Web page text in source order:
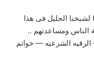
وبفضله أكثر من 35 عاما لشيخنا الجليل فى هذا
الناس ومساعدتهم ..
الشرعيه — خواتم